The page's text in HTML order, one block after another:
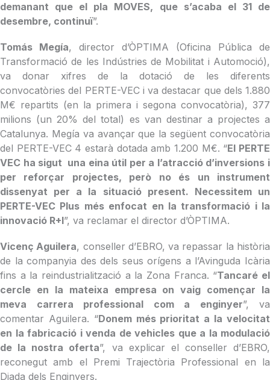
demanant que el pla MOVES, que s’acaba el 31 de
desembre, continuï”.
Tomás Megía, director d’ÒPTIMA (Oficina Pública de
Transformació de les Indústries de Mobilitat i Automoció),
va donar xifres de la dotació de les diferents
convocatòries del PERTE-VEC i va destacar que dels 1.880
M€ repartits (en la primera i segona convocatòria), 377
milions (un 20% del total) es van destinar a projectes a
Catalunya. Megía va avançar que la següent convocatòria
del PERTE-VEC 4 estarà dotada amb 1.200 M€. “El PERTE
VEC ha sigut una eina útil per a l’atracció d’inversions i
per reforçar projectes, però no és un instrument
dissenyat per a la situació present. Necessitem un
PERTE-VEC Plus més enfocat en la transformació i la
innovació R+I”, va reclamar el director d’ÒPTIMA.
Vicenç Aguilera, conseller d’EBRO, va repassar la història
de la companyia des dels seus orígens a l’Avinguda Icària
fins a la reindustrialització a la Zona Franca. “Tancaré el
cercle en la mateixa empresa on vaig començar la
meva carrera professional com a enginyer”, va
comentar Aguilera. “Donem més prioritat a la velocitat
en la fabricació i venda de vehicles que a la modulació
de la nostra oferta”, va explicar el conseller d’EBRO,
reconegut amb el Premi Trajectòria Professional en la
Diada dels Enginyers.